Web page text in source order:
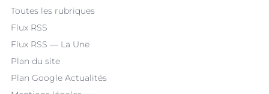
Toutes les rubriques
Flux RSS
Flux RSS — La Une
Plan du site
Plan Google Actualités